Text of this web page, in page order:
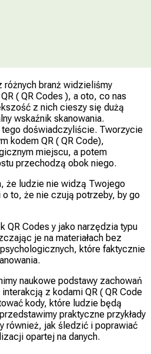
różnych branż widzieliśmy
( QR Codes ), a oto, co nas
z nich cieszy się dużą
wskaźnik skanowania.
doświadczyliście. Tworzycie
kodem QR ( QR Code),
miejscu, a potem
przechodzą obok niego.
że ludzie nie widzą Twojego
o to, że nie czują potrzeby, by go
QR Codes y jako narzędzia typu
je na materiałach bez
które faktycznie
naukowe podstawy zachowań
z kodami QR ( QR Code
kody, które ludzie będą
praktyczne przykłady
również, jak śledzić i poprawiać
opartej na danych.